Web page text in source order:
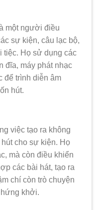
một người điều
sự kiện, câu lạc bộ,
tiệc. Họ sử dụng các
đĩa, máy phát nhạc
để trình diễn âm
hút.
việc tạo ra không
cho sự kiện. Họ
mà còn điều khiển
các bài hát, tạo ra
chí còn trò chuyện
khởi.